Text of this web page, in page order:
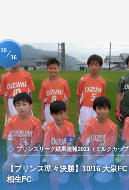
プリンスリーグ結果速報2021（ミルクカップ
【プリンス準々決勝】10/16 大泉FC
相生FC
10
16